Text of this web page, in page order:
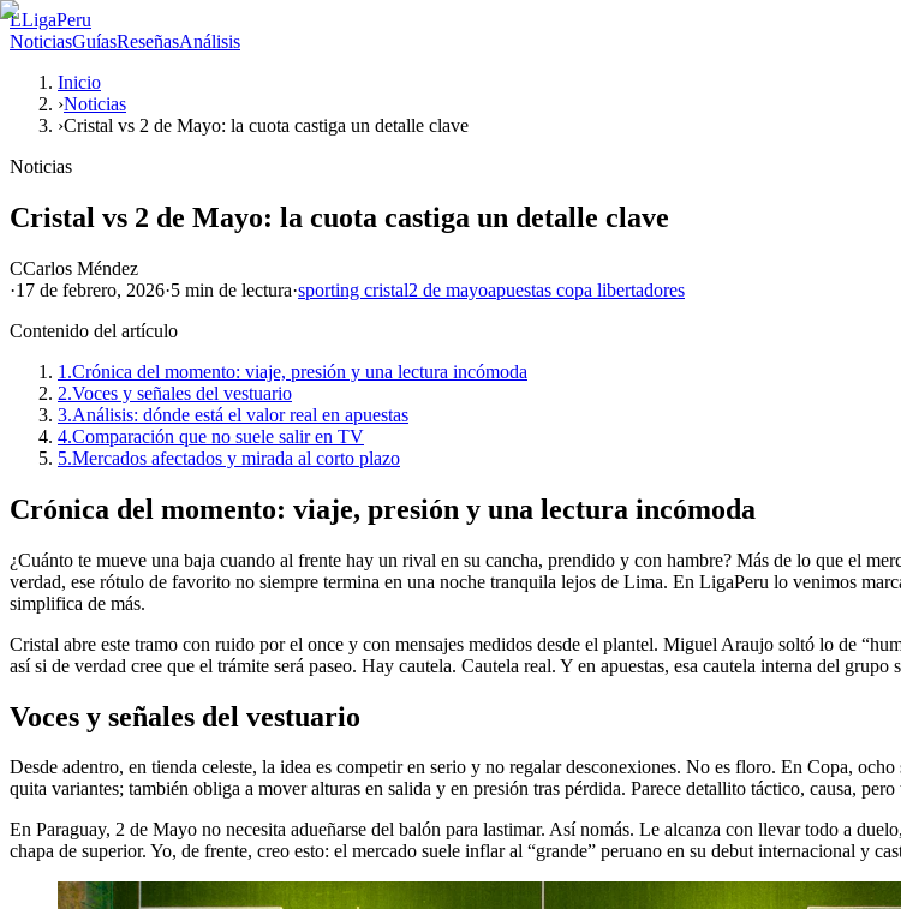
LLigaPeru
NoticiasGuíasReseñasAnálisis
Inicio
›Noticias
›Cristal vs 2 de Mayo: la cuota castiga un detalle clave
Noticias
Cristal vs 2 de Mayo: la cuota castiga un detalle clave
CCarlos Méndez
·17 de febrero, 2026·5 min de lectura·sporting cristal2 de mayoapuestas copa libertadores
Contenido del artículo
1.Crónica del momento: viaje, presión y una lectura incómoda
2.Voces y señales del vestuario
3.Análisis: dónde está el valor real en apuestas
4.Comparación que no suele salir en TV
5.Mercados afectados y mirada al corto plazo
Crónica del momento: viaje, presión y una lectura incómoda
¿Cuánto te mueve una baja cuando al frente hay un rival en su cancha, prendido y con hambre? Más de lo que el
verdad, ese rótulo de favorito no siempre termina en una noche tranquila lejos de Lima. En LigaPeru lo venimos
simplifica de más.
Cristal abre este tramo con ruido por el once y con mensajes medidos desde el plantel. Miguel Araujo soltó lo de
así si de verdad cree que el trámite será paseo. Hay cautela. Cautela real. Y en apuestas, esa cautela interna del
Voces y señales del vestuario
Desde adentro, en tienda celeste, la idea es competir en serio y no regalar desconexiones. No es floro. En Copa,
quita variantes; también obliga a mover alturas en salida y en presión tras pérdida. Parece detallito táctico, causa,
En Paraguay, 2 de Mayo no necesita adueñarse del balón para lastimar. Así nomás. Le alcanza con llevar todo a
chapa de superior. Yo, de frente, creo esto: el mercado suele inflar al “grande” peruano en su debut internacional y